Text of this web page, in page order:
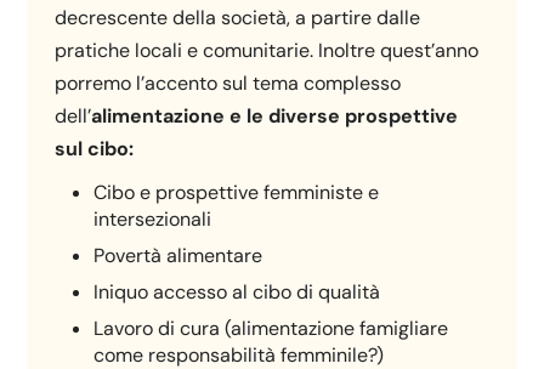
decrescente della società, a partire dalle
pratiche locali e comunitarie. Inoltre quest’anno
porremo l’accento sul tema complesso
dell’alimentazione e lediverse prospettive
sul cibo:
Cibo e prospettive femministe e
intersezionali
Povertà alimentare
Iniquo accesso al cibo di qualità
Lavoro di cura (alimentazione famigliare
come responsabilità femminile?)